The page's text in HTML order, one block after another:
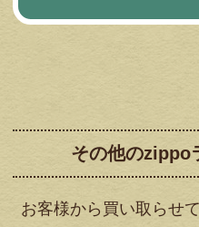
その他のzippo
お客様から買い取らせ